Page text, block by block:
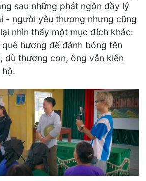
sau những phát ngôn đầy lý
- người yêu thương nhưng cũng
nhìn thấy một mục đích khác:
quê hương để đánh bóng tên
dù thương con, ông vẫn kiên
hộ.